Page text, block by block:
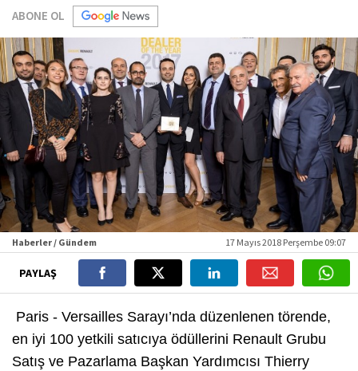
ABONE OL
Haberler / Gündem 17 Mayıs 2018 Perşembe 09:07
PAYLAŞ
Paris - Versailles Sarayı’nda düzenlenen törende,
en iyi 100 yetkili satıcıya ödüllerini Renault Grubu
Satış ve Pazarlama Başkan Yardımcısı Thierry